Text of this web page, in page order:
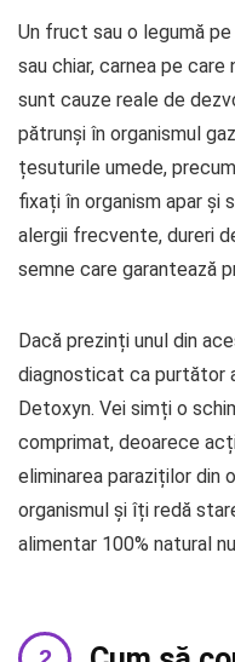
Un fruct sau o legumă
sau chiar, carnea pe
sunt cauze reale de
pătrunși în organismul
țesuturile umede,
fixați în organism apar și
alergii frecvente, dureri
semne care garantează
Dacă prezinți unul din
diagnosticat ca purtător
Detoxyn. Vei simți o
comprimat, deoarece
eliminarea paraziților din
organismul și îți redă
alimentar 100% natural